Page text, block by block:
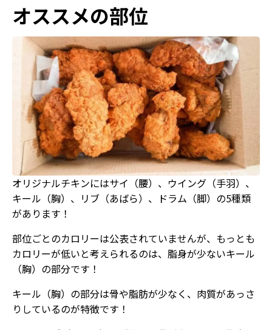
オススメの部位
オリジナルチキンにはサイ（腰）、ウイング（手羽）、
キール（胸）、リブ（あばら）、ドラム（脚）の5種類
があります！
部位ごとのカロリーは公表されていませんが、もっとも
カロリーが低いと考えられるのは、脂身が少ないキール
（胸）の部分です！
キール（胸）の部分は骨や脂肪が少なく、肉質があっさ
りしているのが特徴です！